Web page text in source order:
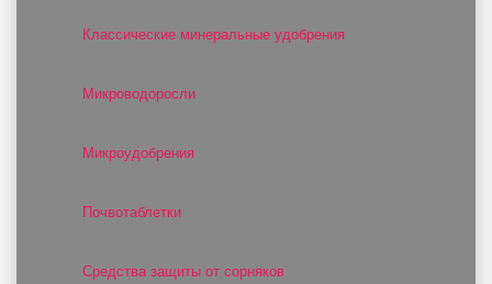
Классические минеральные удобрения
Микроводоросли
Микроудобрения
Почвотаблетки
Средства защиты от сорняков